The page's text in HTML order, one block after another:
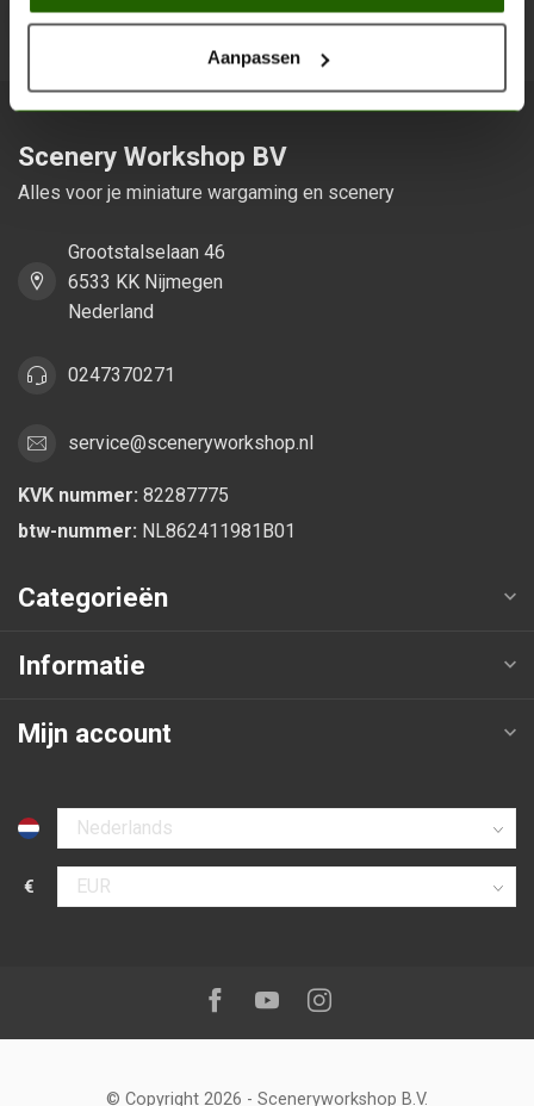
Aanpassen
Scenery Workshop BV
Alles voor je miniature wargaming en scenery
Grootstalselaan 46
6533 KK Nijmegen
Nederland
0247370271
service@sceneryworkshop.nl
KVK nummer: 82287775
btw-nummer: NL862411981B01
Categorieën
Informatie
Mijn account
Selecteer taal
€
Selecteer valuta
Volg ons op:Facebook
YoutubeInstagram
© Copyright 2026 - Sceneryworkshop B.V.